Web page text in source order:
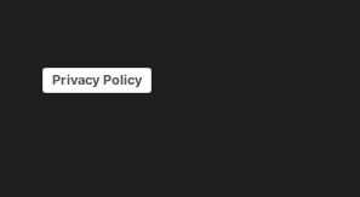
Privacy Policy